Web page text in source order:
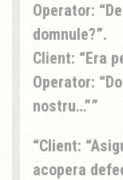
Operator:
domnule?”.
Client: “Era
Operator:
nostru…”
Client:
acopera